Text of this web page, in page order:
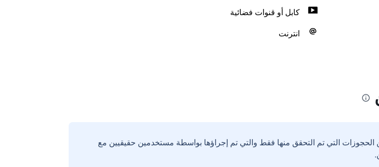
كابل أو قنوات فضائية
انترنت
التي تم التحقق منها فقط والتي تم إجراؤها بواسطة مستخدمين حقيقيين مع